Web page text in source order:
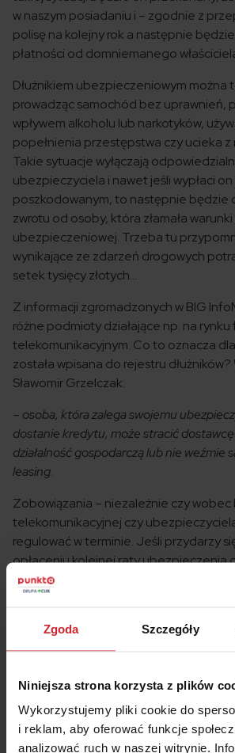
Zgoda Szczegóły
Niniejsza strona korzysta z plików
Wykorzystujemy pliki cookie do
i reklam, aby oferować funkcje
analizować ruch w naszej witrynie.
w naszym posiadaniu i – zgodnie z
polisę na kolejny rok a następnie
płatności od domniemanego
Dłużnikiem ubezpieczeniowym można
prowadząc samochód bez uprawnień,
wpływem alkoholu lub narkotyków,
popełnienia przestępstwa czy ucieka z
Takie sytuacje wyłączają
ubezpieczyciela i nawet jeśli wypłaci
poszkodowanym, to następnie będzie
zwrotu od osoby, która złamała
ubezpieczeniowej. Trzeba tu
wynikające ze zdarzeń drogowych
setek tysięcy złotych…
Z informacji zgromadzonych w BIG
różne podmioty działające np. na
telekomunikacyjnym. Co to oznacza
została wpisana do rejestru
Sławomir Grzelczak:
– osoba, która zalega swojemu
dostanie kredytu, może stracić
działalność gospodarczą lub nie weźmie
leasing.
Zobowiązania – niezależnie czy wobec
telekomunikacyjnej czy
regulować w terminie. Jeśli przydarzy
opłaceniu kolejnej raty ubezpieczenia
jak najszybciej uregulować zaległość.
powyższe przykłady, bycie
problemów z uzyskaniem kredytu,
ale znaczne koszty, jakie będziemy
ważnego OC spowodujemy wypadek.